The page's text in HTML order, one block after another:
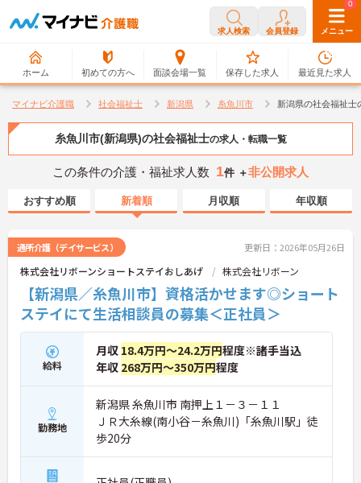
求人検索 会員登録 メニュー
ホーム 初めての方へ 面談会場一覧
0
保存した求人
0
最近見た求人
マイナビ介護職 社会福祉士 新潟県 糸魚川市 新潟県の社会福祉士
糸魚川市(新潟県)の社会福祉士の求人・転職一覧
この条件の介護・福祉求人数 1件 ＋非公開求人
おすすめ順 新着順 月収順 年収順
通所介護（デイサービス） 更新日：2026年05月26日
株式会社リボーンショートステイおしあげ 株式会社リボーン
【新潟県／糸魚川市】資格活かせます◎ショート
ステイにて生活相談員の募集＜正社員＞
給料
月収 18.4万円～24.2万円程度※諸手当込
年収 268万円～350万円程度
勤務地
新潟県 糸魚川市 南押上１－３－１１
ＪＲ大糸線(南小谷－糸魚川)「糸魚川駅」徒
歩20分